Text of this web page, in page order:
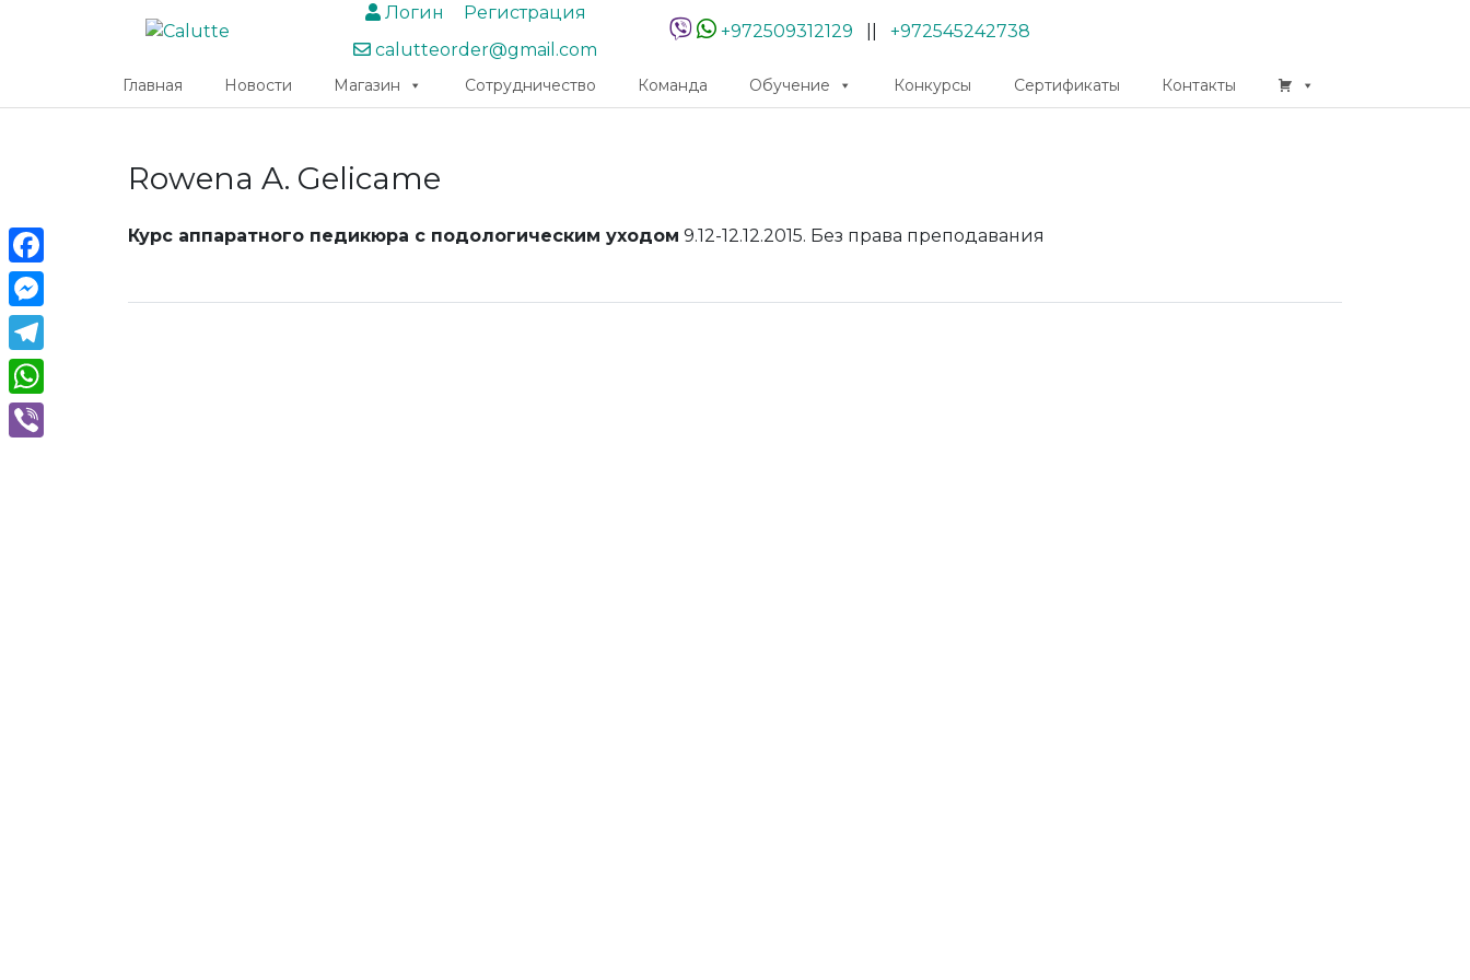
Логин
Регистрация
calutteorder@gmail.com
+972509312129 +972545242738
Главная Новости Магазин Сотрудничество Команда Обучение Конкурсы Сертификаты Контакты
Rowena A. Gelicame
Курс аппаратного педикюра с подологическим уходом 9.12-12.12.2015. Без права преподавания
Facebook
Messenger
Telegram
WhatsApp